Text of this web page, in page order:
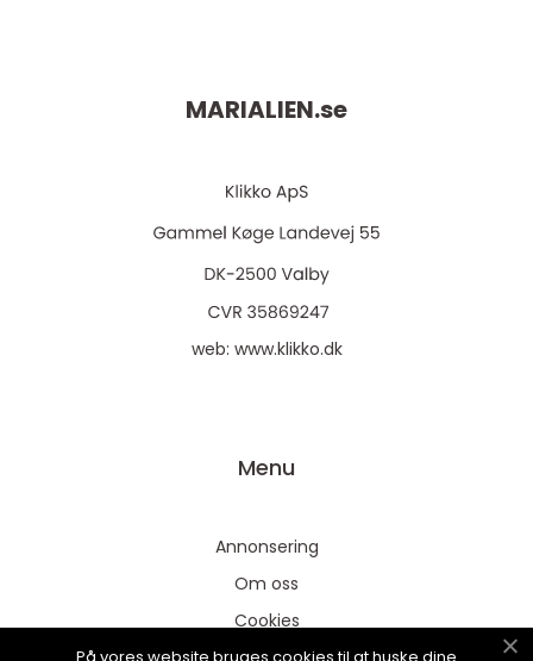
MARIALIEN.se
web: www.klikko.dk
Menu
Annonsering
Om oss
Cookies